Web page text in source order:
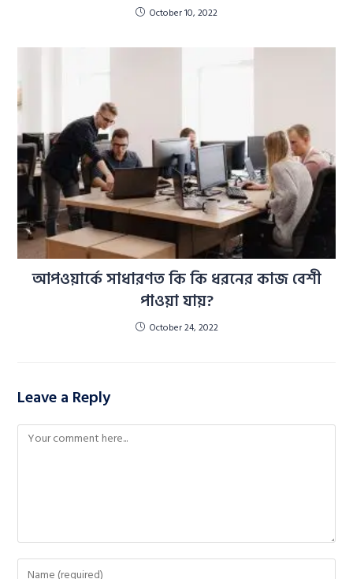
October 10, 2022
আপওয়ার্কে সাধারণত কি কি ধরনের কাজ বেশী
পাওয়া যায়?
October 24, 2022
Leave a Reply